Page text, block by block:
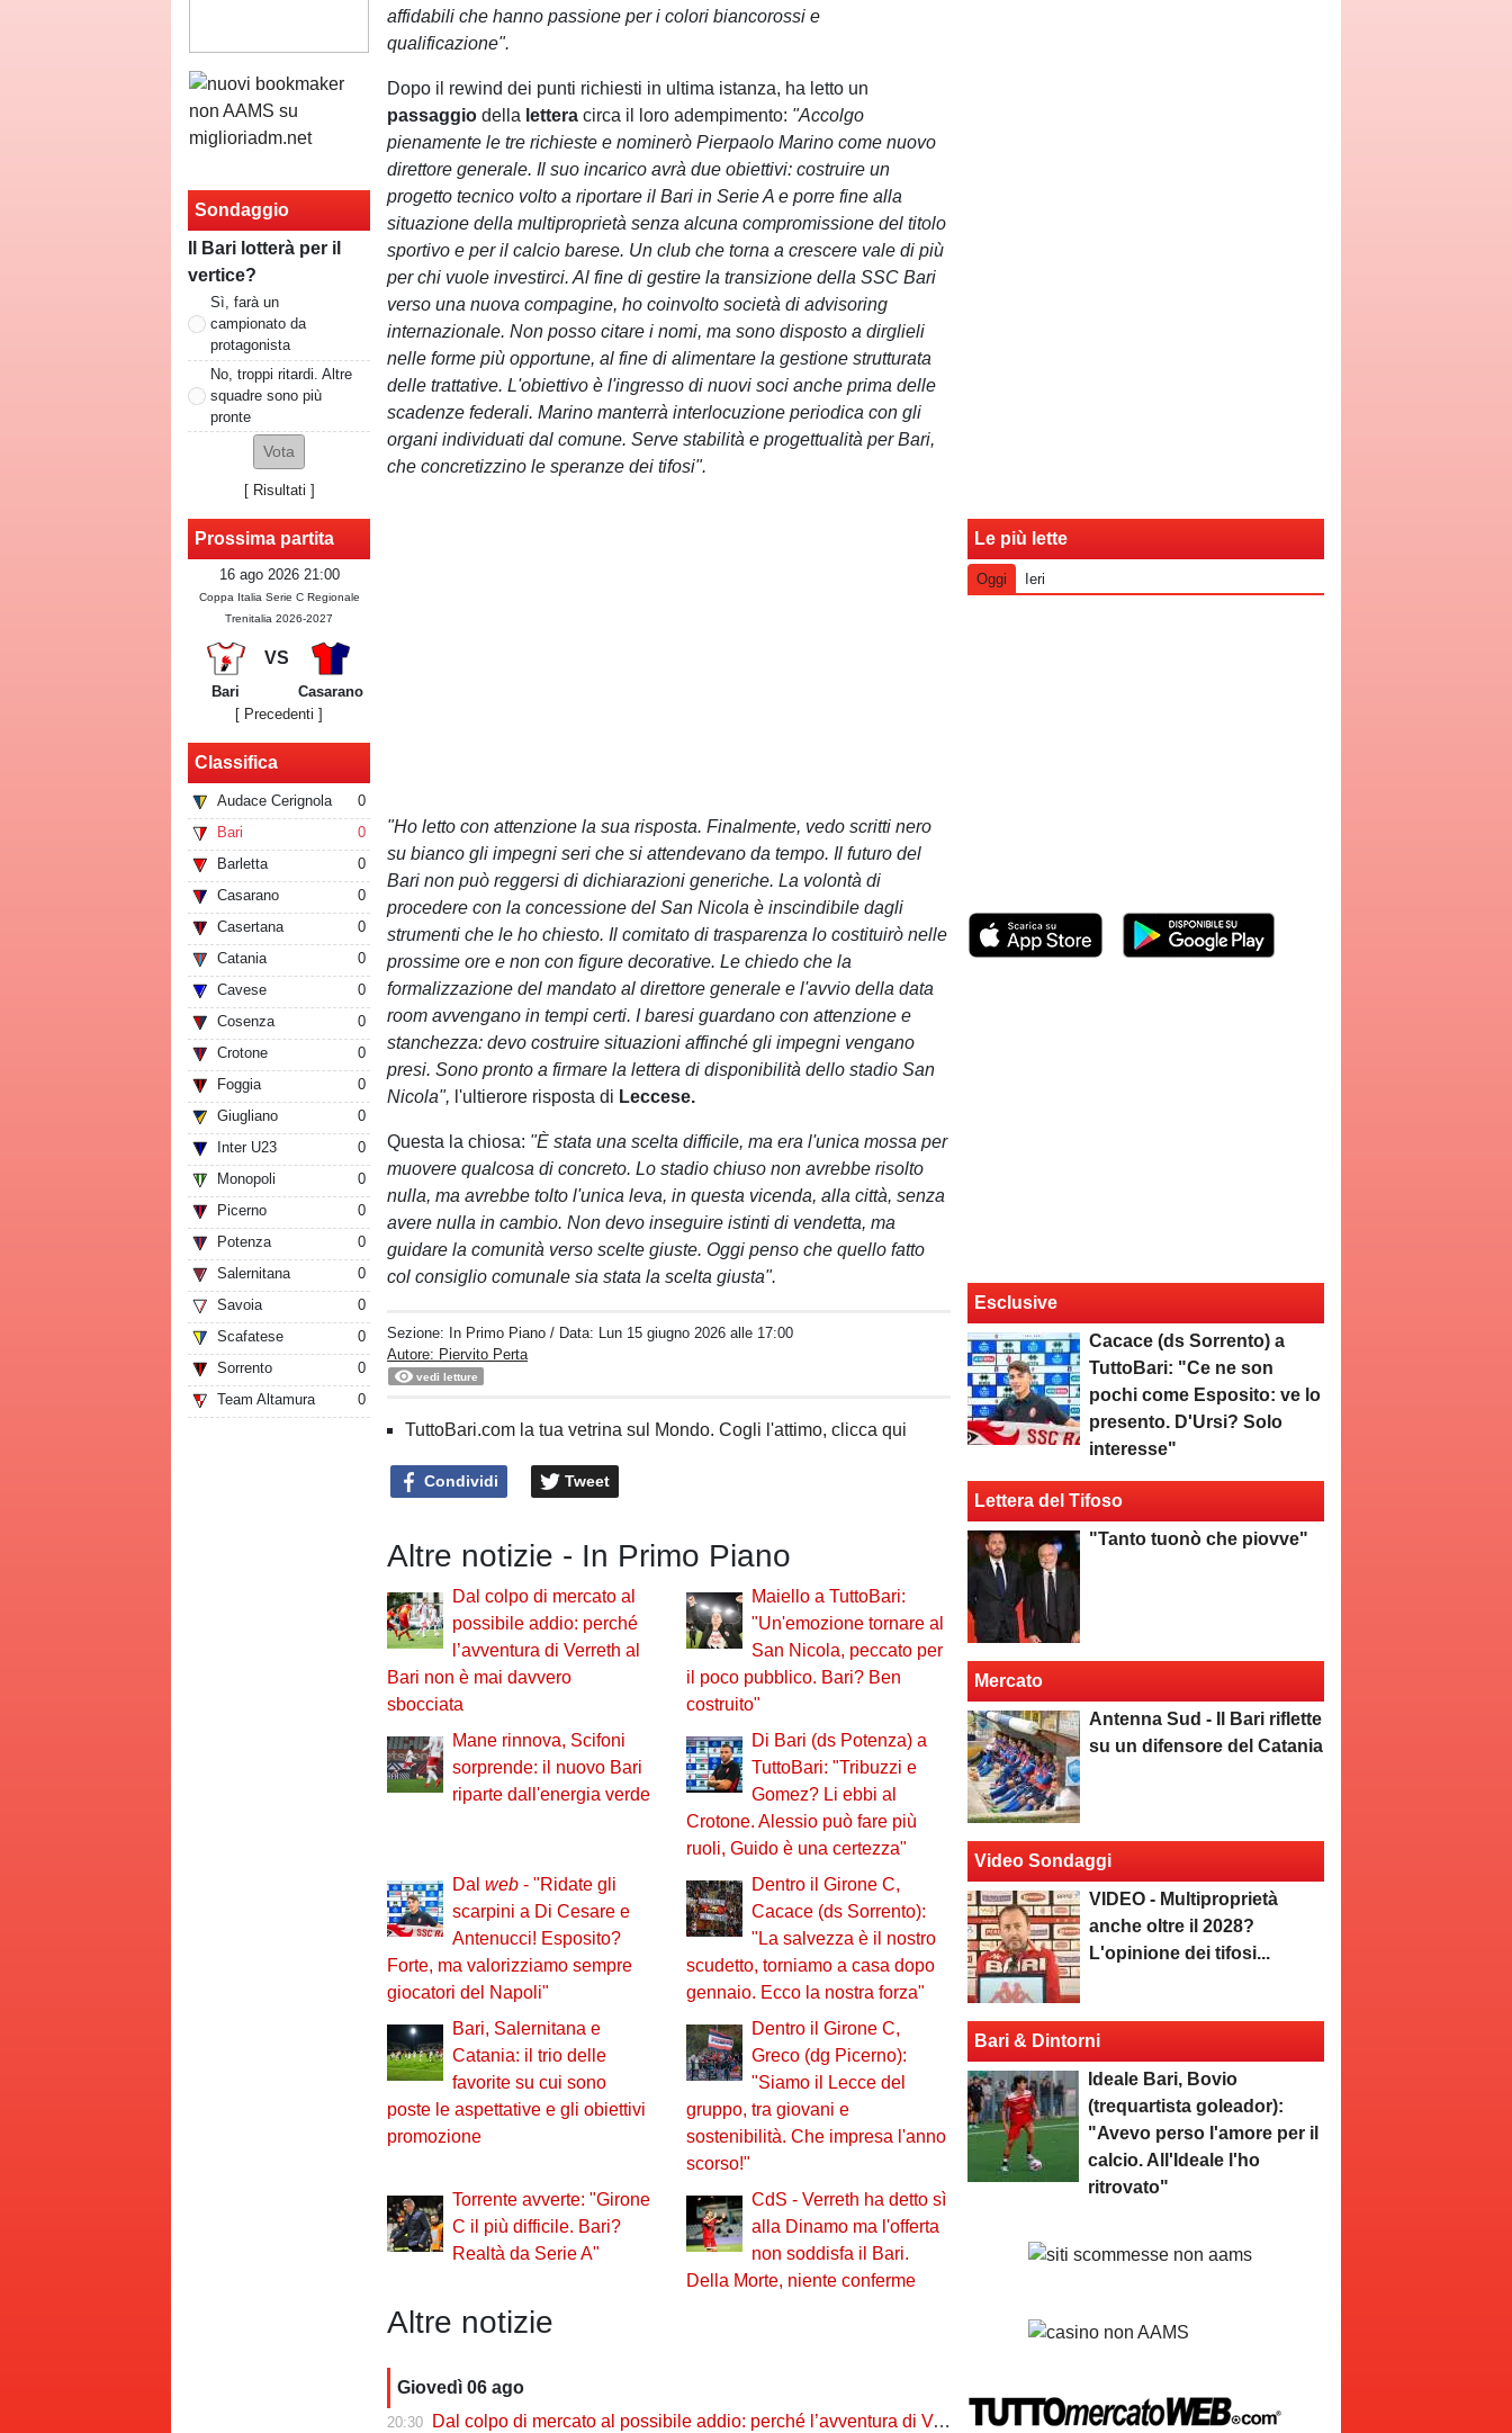
Sondaggio
Il Bari lotterà per il
vertice?
Sì, farà un
campionato da
protagonista
No, troppi ritardi. Altre
squadre sono più
pronte
[ Risultati ]
Prossima partita
16 ago 2026 21:00
Coppa Italia Serie C Regionale
Trenitalia 2026-2027
VS
Bari
Casarano
[ Precedenti ]
Classifica
Audace Cerignola
0
Bari
0
Barletta
0
Casarano
0
Casertana
0
Catania
0
Cavese
0
Cosenza
0
Crotone
0
Foggia
0
Giugliano
0
Inter U23
0
Monopoli
0
Picerno
0
Potenza
0
Salernitana
0
Savoia
0
Scafatese
0
Sorrento
0
Team Altamura
0
affidabili che hanno passione per i colori biancorossi e
qualificazione".
Dopo il rewind dei punti richiesti in ultima istanza, ha letto un
passaggio della lettera circa il loro adempimento: ​​"Accolgo
pienamente le tre richieste e nominerò Pierpaolo Marino come nuovo
direttore generale. Il suo incarico avrà due obiettivi: costruire un
progetto tecnico volto a riportare il Bari in Serie A e porre fine alla
situazione della multiproprietà senza alcuna compromissione del titolo
sportivo e per il calcio barese. Un club che torna a crescere vale di più
per chi vuole investirci. Al fine di gestire la transizione della SSC Bari
verso una nuova compagine, ho coinvolto società di advisoring
internazionale. Non posso citare i nomi, ma sono disposto a dirglieli
nelle forme più opportune, al fine di alimentare la gestione strutturata
delle trattative. L'obiettivo è l'ingresso di nuovi soci anche prima delle
scadenze federali. Marino manterrà interlocuzione periodica con gli
organi individuati dal comune. Serve stabilità e progettualità per Bari,
che concretizzino le speranze dei tifosi".
"Ho letto con attenzione la sua risposta. Finalmente, vedo scritti nero
su bianco gli impegni seri che si attendevano da tempo. Il futuro del
Bari non può reggersi di dichiarazioni generiche. La volontà di
procedere con la concessione del San Nicola è inscindibile dagli
strumenti che le ho chiesto. Il comitato di trasparenza lo costituirò nelle
prossime ore e non con figure decorative. Le chiedo che la
formalizzazione del mandato al direttore generale e l'avvio della data
room avvengano in tempi certi. I baresi guardano con attenzione e
stanchezza: devo costruire situazioni affinché gli impegni vengano
presi. Sono pronto a firmare la lettera di disponibilità dello stadio San
Nicola", ​​​​​l'ultierore risposta di ​​​​Leccese.
Questa la chiosa: "È stata una scelta difficile, ma era l'unica mossa per
muovere qualcosa di concreto. Lo stadio chiuso non avrebbe risolto
nulla, ma avrebbe tolto l'unica leva, in questa vicenda, alla città, senza
avere nulla in cambio. Non devo inseguire istinti di vendetta, ma
guidare la comunità verso scelte giuste. Oggi penso che quello fatto
col consiglio comunale sia stata la scelta giusta".
Sezione: In Primo Piano / Data: Lun 15 giugno 2026 alle 17:00
Autore: Piervito Perta
vedi letture
TuttoBari.com la tua vetrina sul Mondo. Cogli l'attimo, clicca qui
Condividi Tweet
Altre notizie - In Primo Piano
Dal colpo di mercato al
possibile addio: perché
l’avventura di Verreth al
Bari non è mai davvero
sbocciata
Maiello a TuttoBari:
"Un'emozione tornare al
San Nicola, peccato per
il poco pubblico. Bari? Ben
costruito"
Mane rinnova, Scifoni
sorprende: il nuovo Bari
riparte dall'energia verde
Di Bari (ds Potenza) a
TuttoBari: "Tribuzzi e
Gomez? Li ebbi al
Crotone. Alessio può fare più
ruoli, Guido è una certezza"
Dalweb - "Ridate gli
scarpini a Di Cesare e
Antenucci! Esposito?
Forte, ma valorizziamo sempre
giocatori del Napoli"
Dentro il Girone C,
Cacace (ds Sorrento):
"La salvezza è il nostro
scudetto, torniamo a casa dopo
gennaio. Ecco la nostra forza"
Bari, Salernitana e
Catania: il trio delle
favorite su cui sono
poste le aspettative e gli obiettivi
promozione
Dentro il Girone C,
Greco (dg Picerno):
"Siamo il Lecce del
gruppo, tra giovani e
sostenibilità. Che impresa l'anno
scorso!"
Torrente avverte: "Girone
C il più difficile. Bari?
Realtà da Serie A"
CdS - Verreth ha detto sì
alla Dinamo ma l'offerta
non soddisfa il Bari.
Della Morte, niente conferme
Altre notizie
Giovedì 06 ago
20:30 Dal colpo di mercato al possibile addio: perché l’avventura di Verreth al Bari non è mai davvero sbocciata
Le più lette
Oggi Ieri
Esclusive
Cacace (ds Sorrento) a
TuttoBari: "Ce ne son
pochi come Esposito: ve lo
presento. D'Ursi? Solo
interesse"
Lettera del Tifoso
"Tanto tuonò che piovve"
Mercato
Antenna Sud - Il Bari riflette
su un difensore del Catania
Video Sondaggi
VIDEO - Multiproprietà
anche oltre il 2028?
L'opinione dei tifosi...
Bari & Dintorni
Ideale Bari, Bovio
(trequartista goleador):
"Avevo perso l'amore per il
calcio. All'Ideale l'ho
ritrovato"